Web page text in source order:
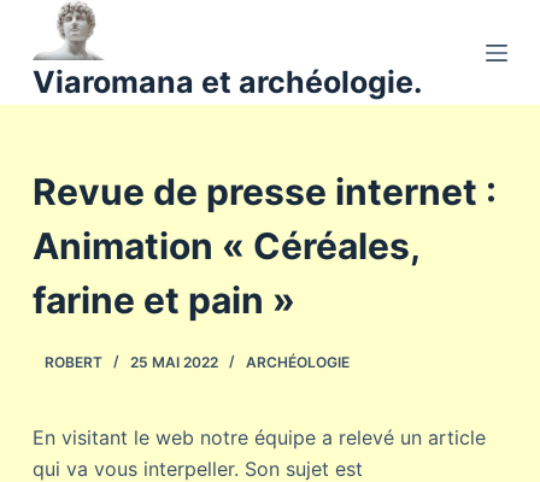
a
o
n
u
Viaromana et archéologie.
Revue de presse internet :
Animation « Céréales,
farine et pain »
ROBERT 25 MAI 2022 ARCHÉOLOGIE
En visitant le web notre équipe a relevé un article
qui va vous interpeller. Son sujet est